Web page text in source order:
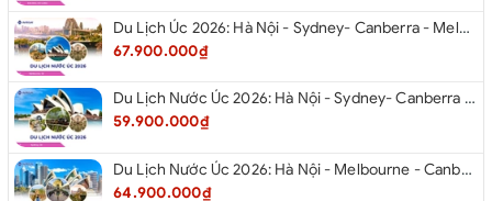
Du Lịch Úc 2026: Hà Nội - Sydney- Canberra - Melbourne - Hà Nội
67.900.000₫
Du Lịch Nước Úc 2026: Hà Nội - Sydney- Canberra - Melbourne - Hà Nội
59.900.000₫
Du Lịch Nước Úc 2026: Hà Nội - Melbourne - Canberra - Sydney - Hà Nội
64.900.000₫